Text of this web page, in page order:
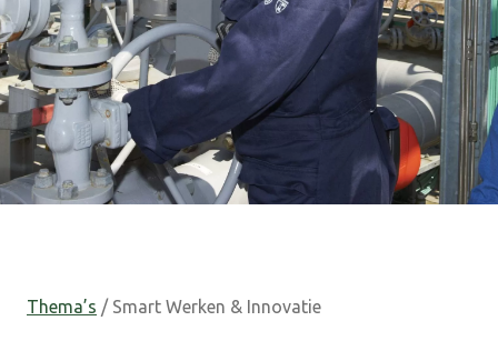
Thema’s / Smart Werken & Innovatie